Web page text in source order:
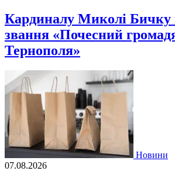
Кардиналу Миколі Бичку
звання «Почесний
Тернополя»
Новини
07.08.2026